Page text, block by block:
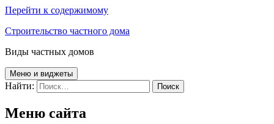
Перейти к содержимому
Строительство частного дома
Виды частных домов
Меню и виджеты
Найти:
Меню сайта